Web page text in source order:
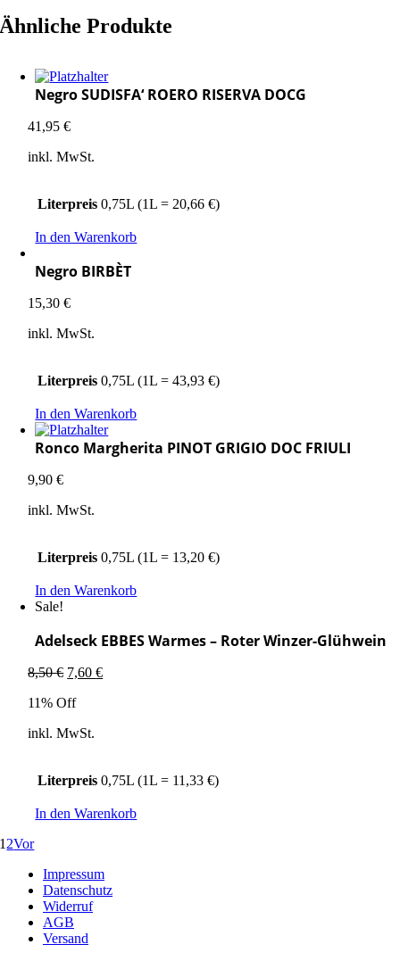
Ähnliche Produkte
Negro SUDISFA‘ ROERO RISERVA DOCG
41,95€
inkl. MwSt.
Literpreis 0,75L (1L = 20,66 €)
In den Warenkorb
Negro BIRBÈT
15,30€
inkl. MwSt.
Literpreis 0,75L (1L = 43,93 €)
In den Warenkorb
Ronco Margherita PINOT GRIGIO DOC FRIULI
9,90€
inkl. MwSt.
Literpreis 0,75L (1L = 13,20 €)
In den Warenkorb
Sale!
Adelseck EBBES Warmes – Roter Winzer-Glühwein
8,50€ Ursprünglicher
war:
7,60€Aktueller
11% Off
inkl. MwSt.
Literpreis 0,75L (1L = 11,33 €)
In den Warenkorb
1 2Vor
Impressum
Datenschutz
Widerruf
AGB
Versand